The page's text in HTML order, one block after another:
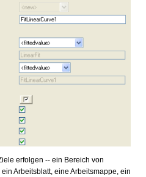
erfolgen -- ein Bereich von
Arbeitsblatt, eine Arbeitsmappe, ein